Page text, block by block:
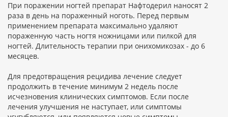
При поражении ногтей препарат Нафтодерил наносят 2
раза в день на пораженный ноготь. Перед первым
применением препарата максимально удаляют
пораженную часть ногтя ножницами или пилкой для
ногтей. Длительность терапии при онихомикозах - до 6
месяцев.
Для предотвращения рецидива лечение следует
продолжить в течение минимум 2 недель после
исчезновения клинических симптомов. Если после
лечения улучшения не наступает, или симптомы